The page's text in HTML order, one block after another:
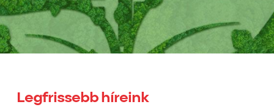
Legfrissebb híreink